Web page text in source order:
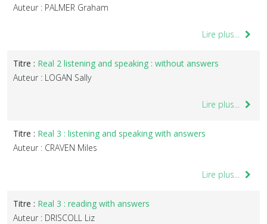
Auteur : PALMER Graham
Lire plus...
Titre : Real 2 listening and speaking : without answers
Auteur : LOGAN Sally
Lire plus...
Titre : Real 3 : listening and speaking with answers
Auteur : CRAVEN Miles
Lire plus...
Titre : Real 3 : reading with answers
Auteur : DRISCOLL Liz